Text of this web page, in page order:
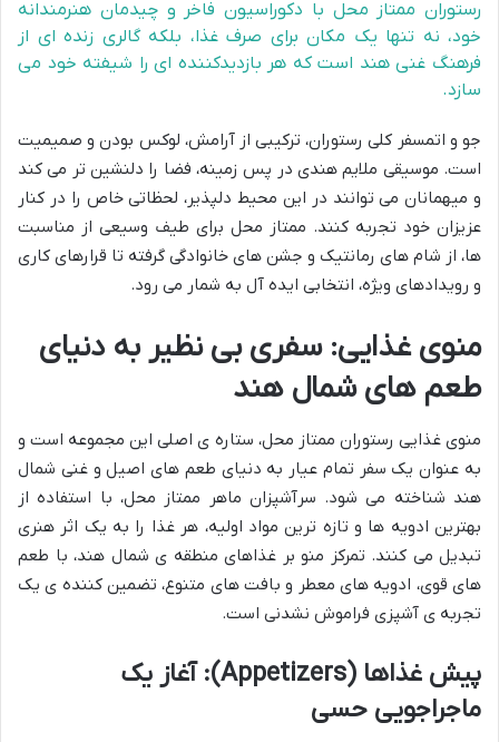
رستوران ممتاز محل با دکوراسیون فاخر و چیدمان هنرمندانه
خود، نه تنها یک مکان برای صرف غذا، بلکه گالری زنده ای از
فرهنگ غنی هند است که هر بازدیدکننده ای را شیفته خود می
سازد.
جو و اتمسفر کلی رستوران، ترکیبی از آرامش، لوکس بودن و صمیمیت
است. موسیقی ملایم هندی در پس زمینه، فضا را دلنشین تر می کند
و میهمانان می توانند در این محیط دلپذیر، لحظاتی خاص را در کنار
عزیزان خود تجربه کنند. ممتاز محل برای طیف وسیعی از مناسبت
ها، از شام های رمانتیک و جشن های خانوادگی گرفته تا قرارهای کاری
و رویدادهای ویژه، انتخابی ایده آل به شمار می رود.
منوی غذایی: سفری بی نظیر به دنیای
طعم های شمال هند
منوی غذایی رستوران ممتاز محل، ستاره ی اصلی این مجموعه است و
به عنوان یک سفر تمام عیار به دنیای طعم های اصیل و غنی شمال
هند شناخته می شود. سرآشپزان ماهر ممتاز محل، با استفاده از
بهترین ادویه ها و تازه ترین مواد اولیه، هر غذا را به یک اثر هنری
تبدیل می کنند. تمرکز منو بر غذاهای منطقه ی شمال هند، با طعم
های قوی، ادویه های معطر و بافت های متنوع، تضمین کننده ی یک
تجربه ی آشپزی فراموش نشدنی است.
پیش غذاها (Appetizers): آغاز یک
ماجراجویی حسی